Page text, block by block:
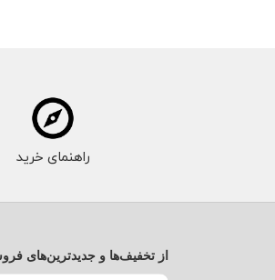
راهنمای خرید
از تخفیف‌ها و جدیدترین‌های